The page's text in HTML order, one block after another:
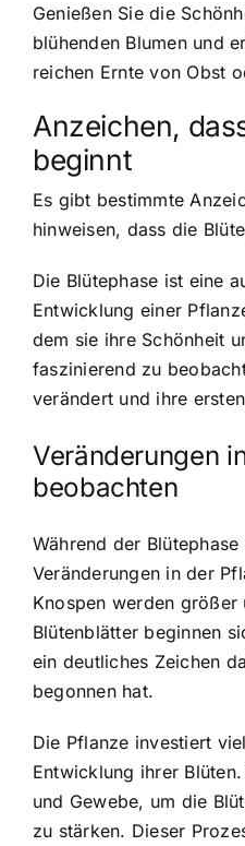
Genießen Sie die
blühenden Blumen und
reichen Ernte von Obst
Anzeichen,
beginnt
Es gibt bestimmte
hinweisen, dass die
Die Blütephase ist eine
Entwicklung einer
dem sie ihre Schönheit
faszinierend zu
verändert und ihre
Veränderungen
beobachten
Während der Blütephase
Veränderungen in der
Knospen werden größer
Blütenblätter beginnen
ein deutliches Zeichen
begonnen hat.
Die Pflanze investiert
Entwicklung ihrer
und Gewebe, um die
zu stärken. Dieser